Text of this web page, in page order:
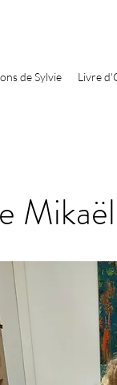
de Sylvie Livre
Mikaël